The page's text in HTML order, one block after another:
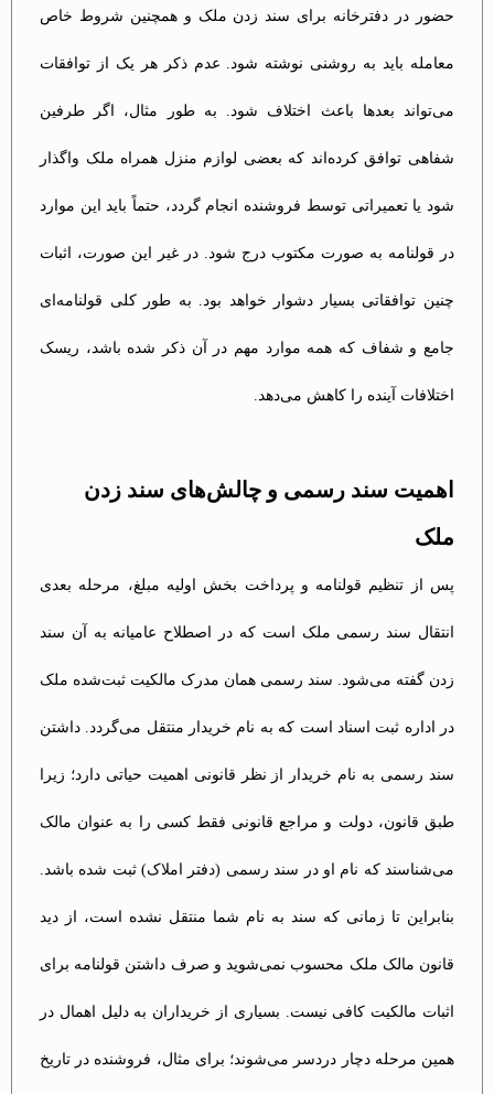
حضور در دفترخانه برای سند زدن ملک و همچنین شروط خاص
معامله باید به روشنی نوشته شود. عدم ذکر هر یک از توافقات
می‌تواند بعدها باعث اختلاف شود. به طور مثال، اگر طرفین
شفاهی توافق کرده‌اند که بعضی لوازم منزل همراه ملک واگذار
شود یا تعمیراتی توسط فروشنده انجام گردد، حتماً باید این موارد
در قولنامه به صورت مکتوب درج شود. در غیر این صورت، اثبات
چنین توافقاتی بسیار دشوار خواهد بود. به طور کلی قولنامه‌ای
جامع و شفاف که همه موارد مهم در آن ذکر شده باشد، ریسک
اختلافات آینده را کاهش می‌دهد.
اهمیت سند رسمی و چالش‌های سند زدن
ملک
پس از تنظیم قولنامه و پرداخت بخش اولیه مبلغ، مرحله بعدی
انتقال سند رسمی ملک است که در اصطلاح عامیانه به آن سند
زدن گفته می‌شود. سند رسمی همان مدرک مالکیت ثبت‌شده ملک
در اداره ثبت اسناد است که به نام خریدار منتقل می‌گردد. داشتن
سند رسمی به نام خریدار از نظر قانونی اهمیت حیاتی دارد؛ زیرا
طبق قانون، دولت و مراجع قانونی فقط کسی را به عنوان مالک
می‌شناسند که نام او در سند رسمی (دفتر املاک) ثبت شده باشد.
بنابراین تا زمانی که سند به نام شما منتقل نشده است، از دید
قانون مالک ملک محسوب نمی‌شوید و صرف داشتن قولنامه برای
اثبات مالکیت کافی نیست. بسیاری از خریداران به دلیل اهمال در
همین مرحله دچار دردسر می‌شوند؛ برای مثال، فروشنده در تاریخ